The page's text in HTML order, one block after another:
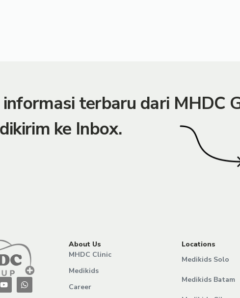
terbaru dari MHDC
ke Inbox.
About Us
MHDC Clinic
Medikids
Career
Locations
Medikids Solo
Medikids Batam